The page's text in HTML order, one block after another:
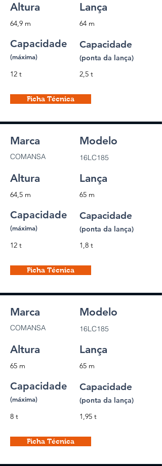
Altura Lança
Capacidade
(máxima)
Capacidade
(ponta da lança)
Ficha Técnica
64,9 m 64 m
12 t 2,5 t
Marca Modelo
Altura Lança
Capacidade
(máxima)
Capacidade
(ponta da lança)
Ficha Técnica
COMANSA 16LC185
64,5 m 65 m
12 t 1,8 t
Marca Modelo
Altura Lança
Capacidade
(máxima)
Capacidade
(ponta da lança)
Ficha Técnica
COMANSA 16LC185
65 m 65 m
8 t 1,95 t